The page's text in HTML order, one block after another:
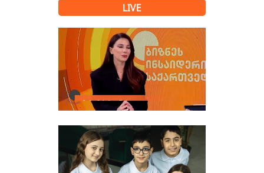
LIVE